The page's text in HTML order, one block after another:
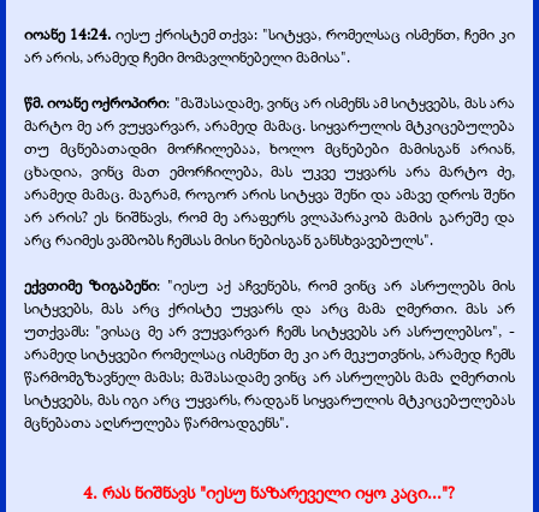
იოანე 14:24. იესუ ქრისტემ თქვა: "სიტყვა, რომელსაც ისმენთ, ჩემი კი
არ არის, არამედ ჩემი მომავლინებელი მამისა".
წმ. იოანე ოქროპირი: "მაშასადამე, ვინც არ ისმენს ამ სიტყვებს, მას არა
მარტო მე არ ვუყვარვარ, არამედ მამაც. სიყვარულის მტკიცებულება
თუ მცნებათადმი მორჩილებაა, ხოლო მცნებები მამისგან არიან,
ცხადია, ვინც მათ ემორჩილება, მას უკვე უყვარს არა მარტო ძე,
არამედ მამაც. მაგრამ, როგორ არის სიტყვა შენი და ამავე დროს შენი
არ არის? ეს ნიშნავს, რომ მე არაფერს ვლაპარაკობ მამის გარეშე და
არც რაიმეს ვამბობს ჩემსას მისი ნებისგან განსხვავებულს".
ექვთიმე ზიგაბენი: "იესუ აქ აჩვენებს, რომ ვინც არ ასრულებს მის
სიტყვებს, მას არც ქრისტე უყვარს და არც მამა ღმერთი. მას არ
უთქვამს: "ვისაც მე არ ვუყვარვარ ჩემს სიტყვებს არ ასრულებსო", -
არამედ სიტყვები რომელსაც ისმენთ მე კი არ მეკუთვნის, არამედ ჩემს
წარმომგზავნელ მამას; მაშასადამე ვინც არ ასრულებს მამა ღმერთის
სიტყვებს, მას იგი არც უყვარს, რადგან სიყვარულის მტკიცებულებას
მცნებათა აღსრულება წარმოადგენს".
4. რას ნიშნავს "იესუ ნაზარეველი იყო კაცი..."?